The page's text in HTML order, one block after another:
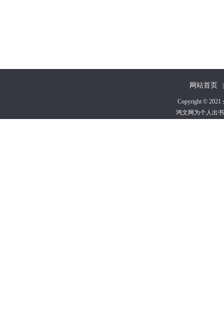
网站首页
Copyright ©
鸿文网为个人出